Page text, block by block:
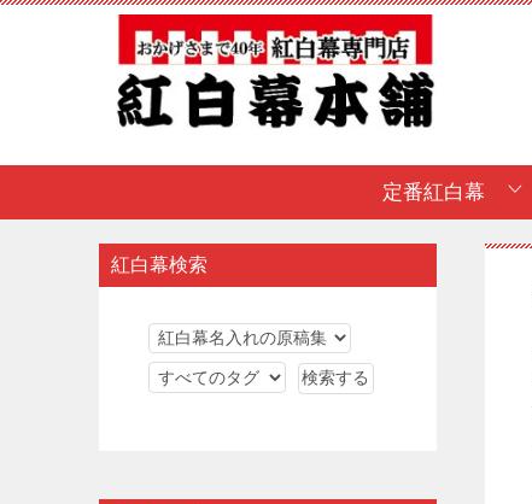
定番紅白幕
紅白幕検索